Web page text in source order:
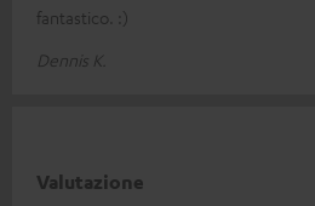
fantastico. :)
Dennis K.
Valutazione